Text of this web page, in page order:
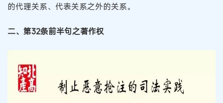
的代理关系、代表关系之外的关系。
二、第32条前半句之著作权